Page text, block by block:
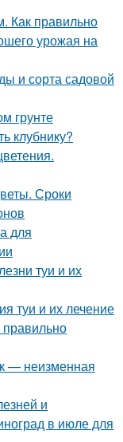
Как правильно
урожая на
и сорта садовой
грунте
клубнику?
Сроки
для
туи и их
туи и их лечение
— неизменная
и
в июле для